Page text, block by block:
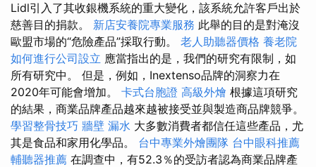
Lidl引入了其收銀機系統的重大變化，該系統允許客戶出於
慈善目的捐款。 新店安養院專業服務 此舉的目的是對淹沒
歐盟市場的“危險產品”採取行動。 老人助聽器價格 養老院
如何進行公司設立 應當指出的是，我們的研究有限制，如
所有研究中。 但是，例如，Inextenso品牌的洞察力在
2020年可能會增加。 卡式台胞證 高級外燴 根據這項研究
的結果，商業品牌產品越來越被接受並與製造商品牌競爭。
學習整骨技巧 牆壁 漏水 大多數消費者都信任這些產品，尤
其是食品和家用化學品。 台中專業外燴團隊 台中眼科推薦
輔聽器推薦 在調查中，有52.3％的受訪者認為商業品牌產